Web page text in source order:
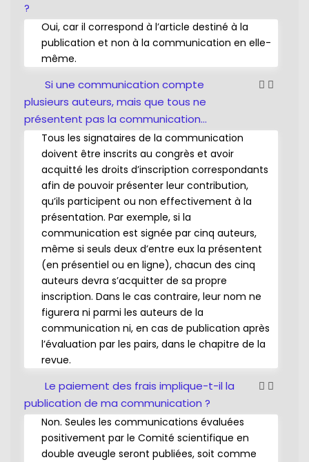
?
Oui, car il correspond à l’article destiné à la
publication et non à la communication en elle-
même.
Si une communication compte
plusieurs auteurs, mais que tous ne
présentent pas la communication…
Tous les signataires de la communication
doivent être inscrits au congrès et avoir
acquitté les droits d’inscription correspondants
afin de pouvoir présenter leur contribution,
qu’ils participent ou non effectivement à la
présentation. Par exemple, si la
communication est signée par cinq auteurs,
même si seuls deux d’entre eux la présentent
(en présentiel ou en ligne), chacun des cinq
auteurs devra s’acquitter de sa propre
inscription. Dans le cas contraire, leur nom ne
figurera ni parmi les auteurs de la
communication ni, en cas de publication après
l’évaluation par les pairs, dans le chapitre de la
revue.
Le paiement des frais implique-t-il la
publication de ma communication ?
Non. Seules les communications évaluées
positivement par le Comité scientifique en
double aveugle seront publiées, soit comme